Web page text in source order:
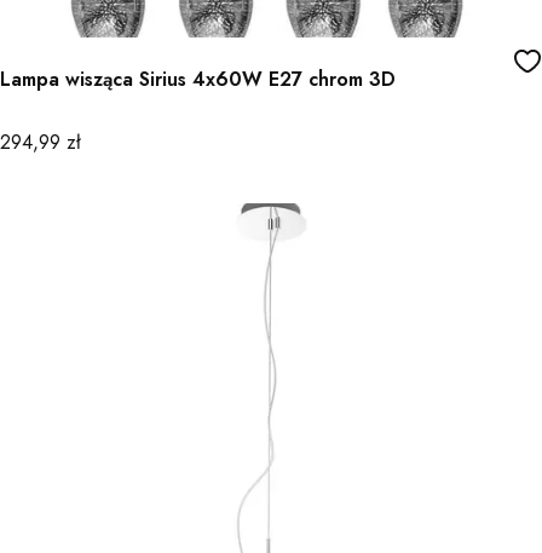
Lampa wisząca Sirius 4x60W E27 chrom 3D
Cena
294,99 zł